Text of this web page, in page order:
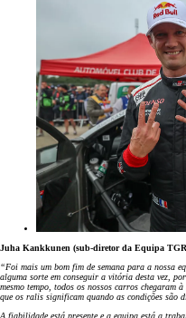
Juha Kankkunen (sub-diretor da Equipa
“Foi mais um bom fim de semana para a nossa
alguma sorte em conseguir a vitória desta vez,
mesmo tempo, todos os nossos carros chegaram
que os ralis significam quando as condições são